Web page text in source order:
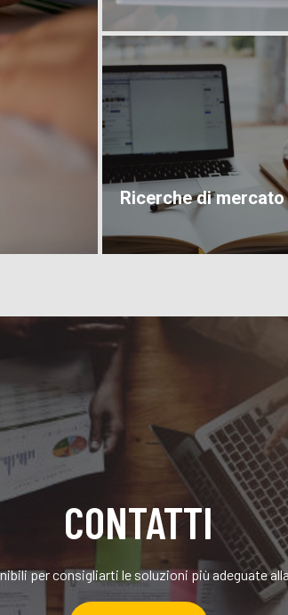
Ricerche di mercato
CONTATTI
per consigliarti le soluzioni più adeguate